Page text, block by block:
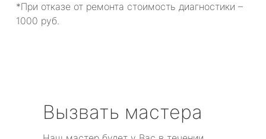
*При отказе от ремонта стоимость диагностики –
1000 руб.
Вызвать мастера